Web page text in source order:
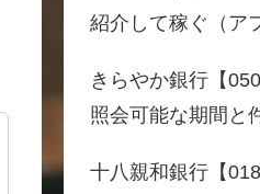
紹介して稼ぐ（ア
きらやか銀行【
照会可能な期間と
十八親和銀行【